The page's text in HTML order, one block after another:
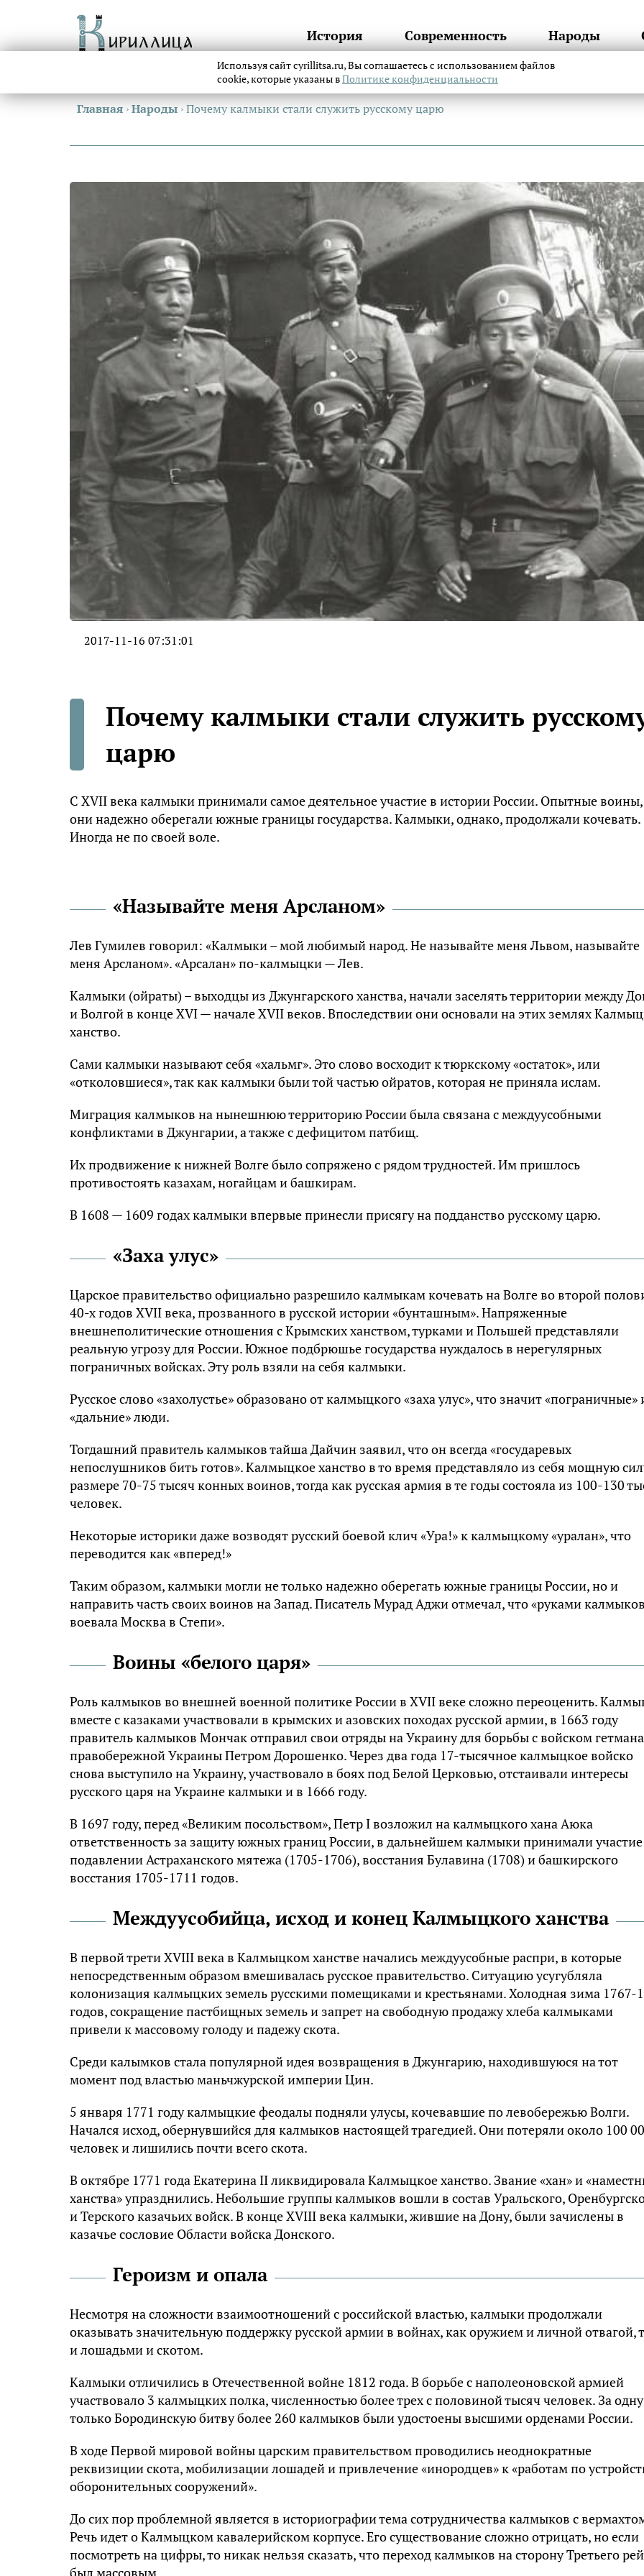
История Современность Народы
Главная ›Народы ›Почему калмыки стали служить русскому царю
2017-11-16 07:31:01
Почему калмыки стали служить
царю
С XVII века калмыки принимали самое деятельное участие в истории России. Опытные воины,
они надежно оберегали южные границы государства. Калмыки, однако, продолжали кочевать.
Иногда не по своей воле.
«Называйте меня Арсланом»
Лев Гумилев говорил: «Калмыки – мой любимый народ. Не называйте меня Львом, называйте
меня Арсланом». «Арсалан» по-калмыцки — Лев.
Калмыки (ойраты) – выходцы из Джунгарского ханства, начали заселять территории между
и Волгой в конце XVI — начале XVII веков. Впоследствии они основали на этих землях
ханство.
Сами калмыки называют себя «хальмг». Это слово восходит к тюркскому «остаток», или
«отколовшиеся», так как калмыки были той частью ойратов, которая не приняла ислам.
Миграция калмыков на нынешнюю территорию России была связана с междуусобными
конфликтами в Джунгарии, а также с дефицитом патбищ.
Их продвижение к нижней Волге было сопряжено с рядом трудностей. Им пришлось
противостоять казахам, ногайцам и башкирам.
В 1608 — 1609 годах калмыки впервые принесли присягу на подданство русскому царю.
«Заха улус»
Царское правительство официально разрешило калмыкам кочевать на Волге во второй
40-х годов XVII века, прозванного в русской истории «бунташным». Напряженные
внешнеполитические отношения с Крымских ханством, турками и Польшей представляли
реальную угрозу для России. Южное подбрюшье государства нуждалось в нерегулярных
пограничных войсках. Эту роль взяли на себя калмыки.
Русское слово «захолустье» образовано от калмыцкого «заха улус», что значит «пограничные»
«дальние» люди.
Тогдашний правитель калмыков тайша Дайчин заявил, что он всегда «государевых
непослушников бить готов». Калмыцкое ханство в то время представляло из себя мощную
размере 70-75 тысяч конных воинов, тогда как русская армия в те годы состояла из 100-130
человек.
Некоторые историки даже возводят русский боевой клич «Ура!» к калмыцкому «уралан», что
переводится как «вперед!»
Таким образом, калмыки могли не только надежно оберегать южные границы России, но и
направить часть своих воинов на Запад. Писатель Мурад Аджи отмечал, что «руками калмыков
воевала Москва в Степи».
Воины «белого царя»
Роль калмыков во внешней военной политике России в XVII веке сложно переоценить.
вместе с казаками участвовали в крымских и азовских походах русской армии, в 1663 году
правитель калмыков Мончак отправил свои отряды на Украину для борьбы с войском гетмана
правобережной Украины Петром Дорошенко. Через два года 17-тысячное калмыцкое войско
снова выступило на Украину, участвовало в боях под Белой Церковью, отстаивали интересы
русского царя на Украине калмыки и в 1666 году.
В 1697 году, перед «Великим посольством», Петр I возложил на калмыцкого хана Аюка
ответственность за защиту южных границ России, в дальнейшем калмыки принимали
подавлении Астраханского мятежа (1705-1706), восстания Булавина (1708) и башкирского
восстания 1705-1711 годов.
Междуусобийца, исход и конец Калмыцкого ханства
В первой трети XVIII века в Калмыцком ханстве начались междуусобные распри, в которые
непосредственным образом вмешивалась русское правительство. Ситуацию усугубляла
колонизация калмыцких земель русскими помещиками и крестьянами. Холодная зима 1767-
годов, сокращение пастбищных земель и запрет на свободную продажу хлеба калмыками
привели к массовому голоду и падежу скота.
Среди калымков стала популярной идея возвращения в Джунгарию, находившуюся на тот
момент под властью маньчжурской империи Цин.
5 января 1771 году калмыцкие феодалы подняли улусы, кочевавшие по левобережью Волги.
Начался исход, обернувшийся для калмыков настоящей трагедией. Они потеряли около 100
человек и лишились почти всего скота.
В октябре 1771 года Екатерина II ликвидировала Калмыцкое ханство. Звание «хан» и
ханства» упразднились. Небольшие группы калмыков вошли в состав Уральского,
и Терского казачьих войск. В конце XVIII века калмыки, жившие на Дону, были зачислены в
казачье сословие Области войска Донского.
Героизм и опала
Несмотря на сложности взаимоотношений с российской властью, калмыки продолжали
оказывать значительную поддержку русской армии в войнах, как оружием и личной отвагой,
и лошадьми и скотом.
Калмыки отличились в Отечественной войне 1812 года. В борьбе с наполеоновской армией
участвовало 3 калмыцких полка, численностью более трех с половиной тысяч человек. За одну
только Бородинскую битву более 260 калмыков были удостоены высшими орденами России.
В ходе Первой мировой войны царским правительством проводились неоднократные
реквизиции скота, мобилизации лошадей и привлечение «инородцев» к «работам по
оборонительных сооружений».
До сих пор проблемной является в историографии тема сотрудничества калмыков с
Речь идет о Калмыцком кавалерийском корпусе. Его существование сложно отрицать, но если
посмотреть на цифры, то никак нельзя сказать, что переход калмыков на сторону Третьего
был массовым.
Используя сайт cyrillitsa.ru, Вы соглашаетесь с использованием файлов
cookie, которые указаны вПолитике конфиденциальности